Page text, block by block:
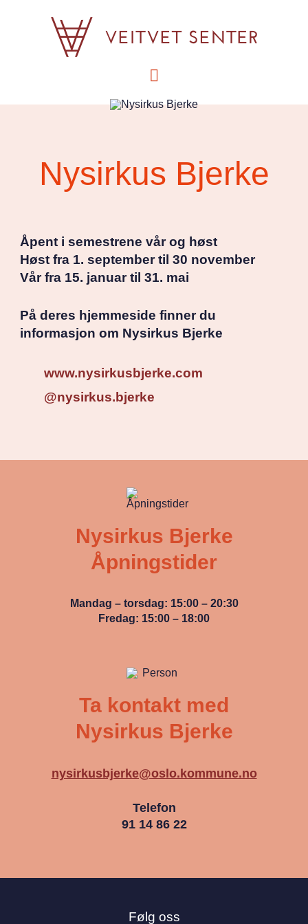
Nysirkus Bjerke
Åpent i semestrene vår og høst
Høst fra 1. september til 30 november
Vår fra 15. januar til 31. mai
På deres hjemmeside finner du
informasjon om Nysirkus Bjerke
www.nysirkusbjerke.com
@nysirkus.bjerke
Nysirkus Bjerke
Åpningstider
Mandag – torsdag: 15:00 – 20:30
Fredag: 15:00 – 18:00
Ta kontakt med
Nysirkus Bjerke
nysirkusbjerke@oslo.kommune.no
Telefon
91 14 86 22
Følg oss